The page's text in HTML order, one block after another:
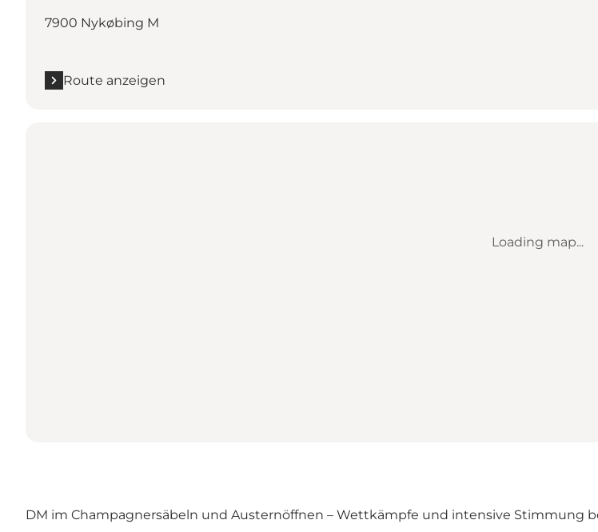
7900 Nykøbing M
Route anzeigen
Loading map...
DM im Champagnersäbeln und Austernöffnen – Wettkämpfe und intensive Stimmung